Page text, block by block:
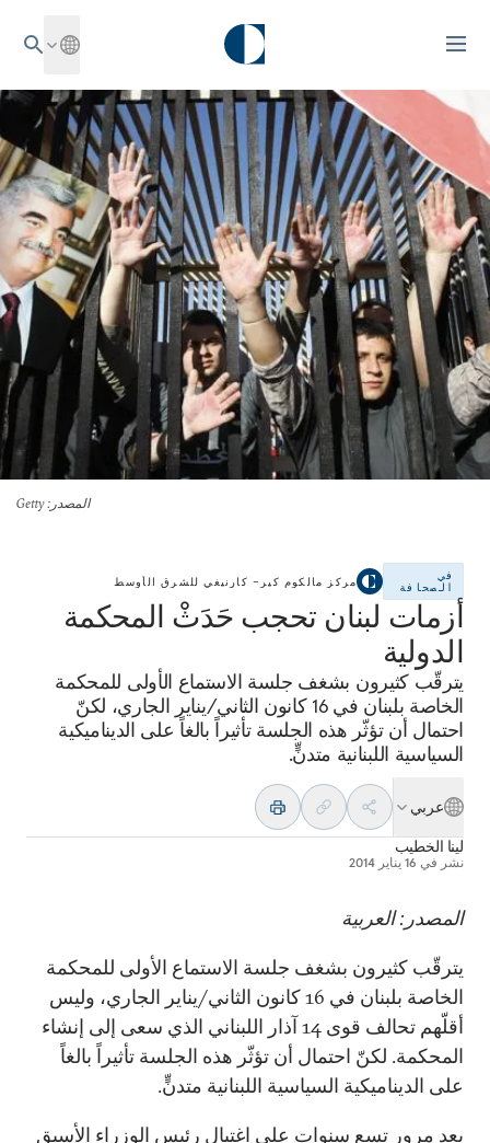
المصدر : Getty
في
الصحافة
مركز مالكوم كير– كارنيغي للشرق الأوسط
أزمات لبنان تحجب حَدَثْ المحكمة
الدولية
يترقّب كثيرون بشغف جلسة الاستماع الأولى للمحكمة
الخاصة بلبنان في 16 كانون الثاني/يناير الجاري، لكنّ
احتمال أن تؤثّر هذه الجلسة تأثيراً بالغاً على الديناميكية
السياسية اللبنانية متدنٍّ.
عربي
لينا الخطيب
نشر في 16 يناير 2014
المصدر: العربية
يترقّب كثيرون بشغف جلسة الاستماع الأولى للمحكمة
الخاصة بلبنان في 16 كانون الثاني/يناير الجاري، وليس
أقلّهم تحالف قوى 14 آذار اللبناني الذي سعى إلى إنشاء
المحكمة. لكنّ احتمال أن تؤثّر هذه الجلسة تأثيراً بالغاً
على الديناميكية السياسية اللبنانية متدنٍّ.
بعد مرور تسع سنوات على اغتيال رئيس الوزراء الأسبق